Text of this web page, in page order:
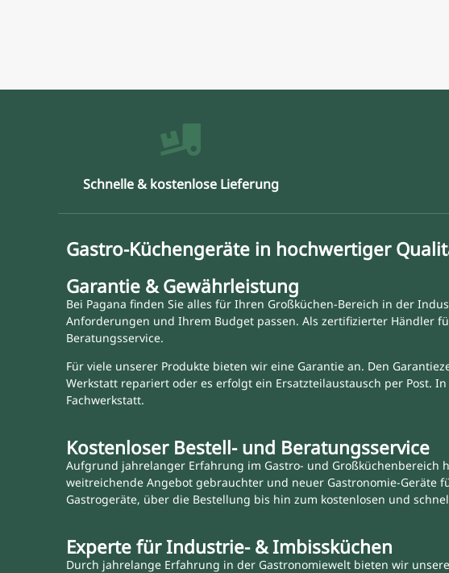
Schnelle & kostenlose Lieferung
Gastro-Küchengeräte in hochwertiger
Garantie & Gewährleistung
Bei Pagana finden Sie alles für Ihren Großküchen-Bereich in der
Anforderungen und Ihrem Budget passen. Als zertifizierter Händler
Beratungsservice.
Für viele unserer Produkte bieten wir eine Garantie an. Den
Werkstatt repariert oder es erfolgt ein Ersatzteilaustausch per Post.
Fachwerkstatt.
Kostenloser Bestell- und Beratungsservice
Aufgrund jahrelanger Erfahrung im Gastro- und Großküchenbereich
weitreichende Angebot gebrauchter und neuer Gastronomie-Geräte
Gastrogeräte, über die Bestellung bis hin zum kostenlosen und
Experte für Industrie- & Imbissküchen
Durch jahrelange Erfahrung in der Gastronomiewelt bieten wir